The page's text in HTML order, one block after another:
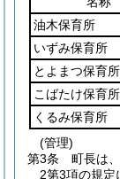
油木保育所
いずみ保育所
とよまつ保育所
こばたけ保育所
くるみ保育所
(管理)
第3条
町長は
2第3項の規定